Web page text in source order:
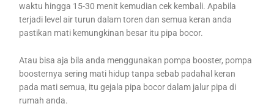
waktu hingga 15-30 menit kemudian cek kembali. Apabila
terjadi level air turun dalam toren dan semua keran anda
pastikan mati kemungkinan besar itu pipa bocor.
Atau bisa aja bila anda menggunakan pompa booster, pompa
boosternya sering mati hidup tanpa sebab padahal keran
pada mati semua, itu gejala pipa bocor dalam jalur pipa di
rumah anda.